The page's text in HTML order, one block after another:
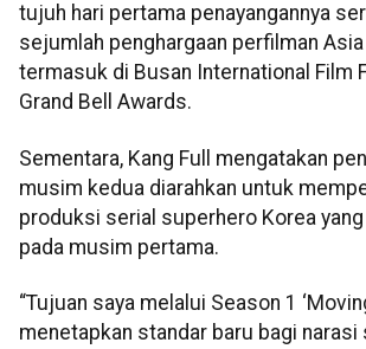
tujuh hari pertama penayangannya
sejumlah penghargaan perfilman
termasuk di Busan International Film
Grand Bell Awards.
Sementara, Kang Full mengatakan
musim kedua diarahkan untuk
produksi serial superhero Korea
pada musim pertama.
“Tujuan saya melalui Season 1
menetapkan standar baru bagi